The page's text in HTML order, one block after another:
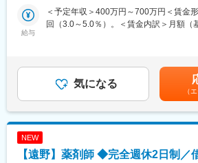
養成する教育制度の確立に力を注いで
まり、キャリアや役職に応じた段階的な
の研修室では外部講師による実践的な
医学・医療に関する豊富な知識を身につ
深いコミュニケーション構築のために人
ら、真のスペシャリストを育成していき
■業務詳細
・その他調剤薬局内の一連の業務
※主な応需医療機関：市立総合病院、ク
動分包機
給与
＜予定年収＞400万円～700万円＜賃金
回（3.0～5.0％）。＜賃金内訳＞月額（
ル・経験により年収決定。・薬剤師資格
までも目安の金額であり、選考を通じて
す。月給(月額)は固定手当を含めた表記で
気になる
（
NEW
【遠野】薬剤師 ◆完全週休2日制／